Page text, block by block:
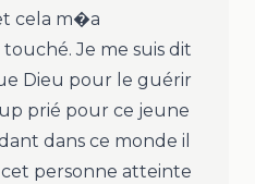
cela m�a
Je me suis dit
Dieu pour le guérir
prié pour ce jeune
dans ce monde il
personne atteinte